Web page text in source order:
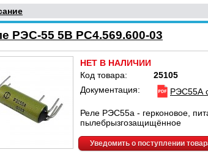
РЭС-55 5В РС4.569.600-03
НЕТ В НАЛИЧИИ
Код товара:
25105
Документация:
РЭС55А
Реле РЭС55а - герконовое,
пылебрызгозащищённое
Уведомить о поступлении